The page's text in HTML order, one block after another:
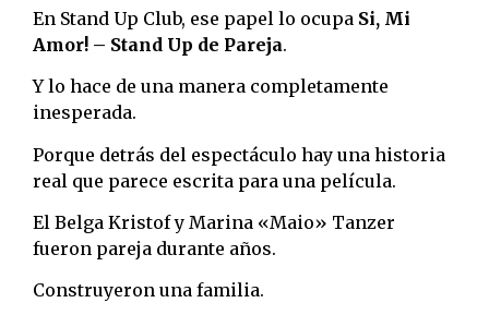
En Stand Up Club, ese papel lo ocupa Si, Mi
Amor! – Stand Up de Pareja.
Y lo hace de una manera completamente
inesperada.
Porque detrás del espectáculo hay una historia
real que parece escrita para una película.
El Belga Kristof y Marina «Maio» Tanzer
fueron pareja durante años.
Construyeron una familia.